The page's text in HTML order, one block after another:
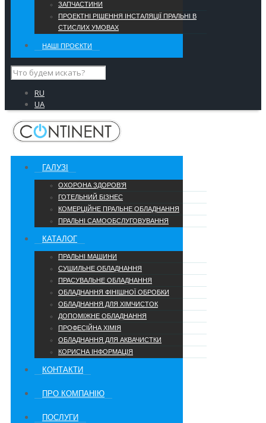
ЗАПЧАСТИНИ
ПРОЕКТНІ РІШЕННЯ ІНСТАЛЯЦІЇ ПРАЛЬНІ В
СТИСЛИХ УМОВАХ
НАШІ ПРОЄКТИ
RU
UA
ГАЛУЗІ
ОХОРОНА ЗДОРОВ’Я
ГОТЕЛЬНИЙ БІЗНЕС
КОМЕРЦІЙНЕ ПРАЛЬНЕ ОБЛАДНАННЯ
ПРАЛЬНІ САМООБСЛУГОВУВАННЯ
КАТАЛОГ
ПРАЛЬНІ МАШИНИ
СУШИЛЬНЕ ОБЛАДНАННЯ
ПРАСУВАЛЬНЕ ОБЛАДНАННЯ
ОБЛАДНАННЯ ФІНІШНОЇ ОБРОБКИ
ОБЛАДНАННЯ ДЛЯ ХІМЧИСТОК
ДОПОМІЖНЕ ОБЛАДНАННЯ
ПРОФЕСІЙНА ХІМІЯ
ОБЛАДНАННЯ ДЛЯ АКВАЧИСТКИ
КОРИСНА ІНФОРМАЦІЯ
КОНТАКТИ
ПРО КОМПАНІЮ
ПОСЛУГИ